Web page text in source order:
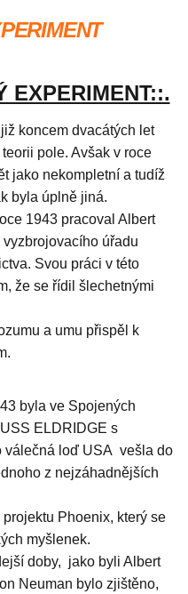
EXPERIMENT::.
koncem dvacátých let
pole. Avšak v roce
jako nekompletní a tudíž
byla úplně jiná.
1943 pracoval Albert
úřadu
Svou práci v této
že se řídil šlechetnými
a umu přispěl k
byla ve Spojených
ELDRIDGE s
válečná loď USA vešla do
z nejzáhadnějších
Phoenix, který se
myšlenek.
doby, jako byli Albert
Neuman bylo zjištěno,